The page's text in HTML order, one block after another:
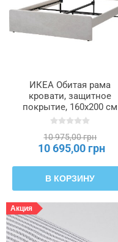
ИКЕА Обитая рама
кровати, защитное
покрытие, 160x200 см
RAMNEFJÄLL, 905.196.58
10 975,00 грн
10 695,00 грн
В КОРЗИНУ
Акция